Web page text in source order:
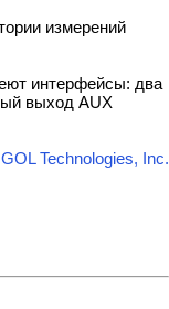
измерений
интерфейсы: два
выход AUX
Technologies, Inc.